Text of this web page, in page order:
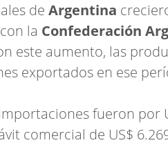
de Argentina
la Confederación
este aumento, las
exportados en ese
fueron por
comercial de US$